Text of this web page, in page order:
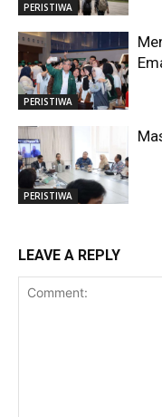
PERISTIWA
PERISTIWA
PERISTIWA
LEAVE A REPLY